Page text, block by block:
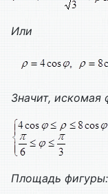
Или
Значит, искомая
Площадь фигуры: